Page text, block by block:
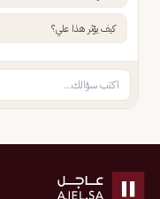
كيف يؤثر هذا علي؟